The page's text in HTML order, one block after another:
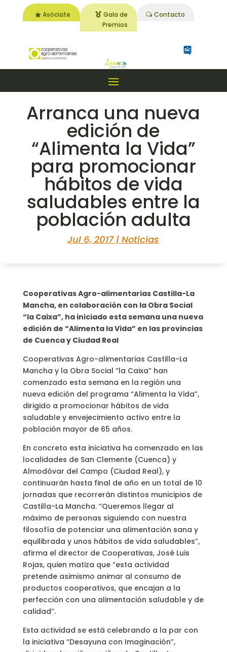
Asóciate
Gala de
Premios
Contacto
Arranca una nueva
edición de
“Alimenta la Vida”
para promocionar
hábitos de vida
saludables entre la
población adulta
Jul 6, 2017|Noticias
Cooperativas Agro-alimentarias Castilla-La
Mancha, en colaboración con la Obra Social
“la Caixa”, ha iniciado esta semana una nueva
edición de “Alimenta la Vida” en las provincias
de Cuenca y Ciudad Real
Cooperativas Agro-alimentarias Castilla-La
Mancha y la Obra Social “la Caixa” han
comenzado esta semana en la región una
nueva edición del programa “Alimenta la Vida”,
dirigido a promocionar hábitos de vida
saludable y envejecimiento activo entre la
población mayor de 65 años.
En concreto esta iniciativa ha comenzado en las
localidades de San Clemente (Cuenca) y
Almodóvar del Campo (Ciudad Real), y
continuarán hasta final de año en un total de 10
jornadas que recorrerán distintos municipios de
Castilla-La Mancha. “Queremos llegar al
máximo de personas siguiendo con nuestra
filosofía de potenciar una alimentación sana y
equilibrada y unos hábitos de vida saludables”,
afirma el director de Cooperativas, José Luis
Rojas, quien matiza que “esta actividad
pretende asimismo animar al consumo de
productos cooperativos, que encajan a la
perfección con una alimentación saludable y de
calidad”.
Esta actividad se está celebrando a la par con
la iniciativa “Desayuna con Imaginación”,